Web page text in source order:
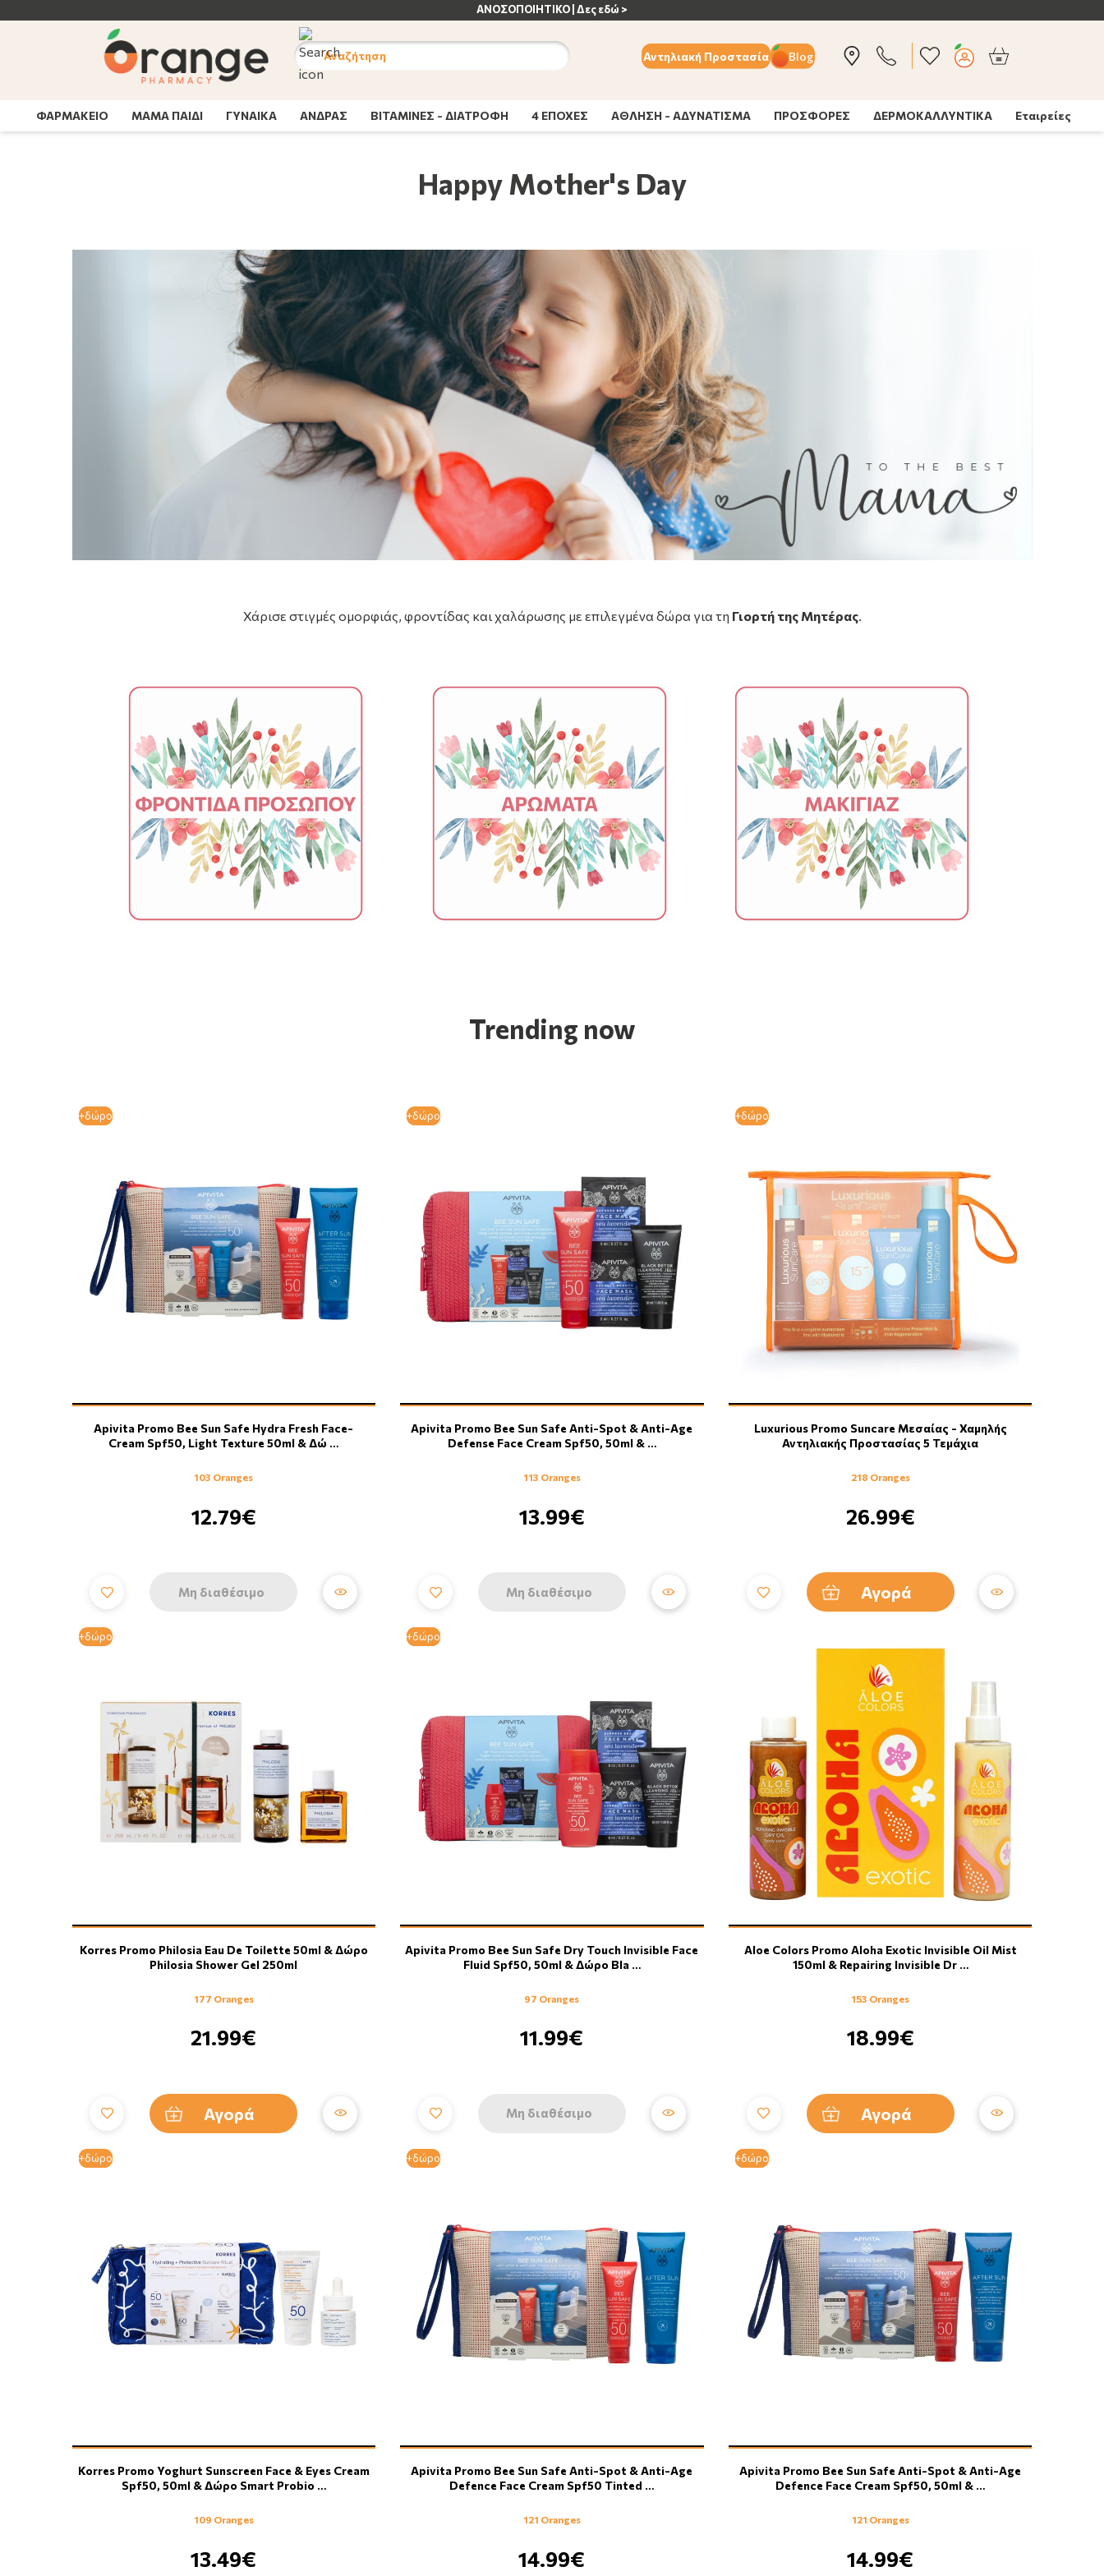
ΑΝΟΣΟΠΟΙΗΤΙΚΟ | Δες εδώ >
Αναζήτηση Αντηλιακή Προστασία Blog
ΦΑΡΜΑΚΕΙΟ ΜΑΜΑ ΠΑΙΔΙ ΓΥΝΑΙΚΑ ΑΝΔΡΑΣ ΒΙΤΑΜΙΝΕΣ - ΔΙΑΤΡΟΦΗ 4 ΕΠΟΧΕΣ ΑΘΛΗΣΗ - ΑΔΥΝΑΤΙΣΜΑ ΠΡΟΣΦΟΡΕΣ ΔΕΡΜΟΚΑΛΛΥΝΤΙΚΑ Εταιρείες
Happy Mother's Day
Χάρισε στιγμές ομορφιάς, φροντίδας και χαλάρωσης με επιλεγμένα δώρα για τη Γιορτή της Μητέρας.
Trending now
+δώρο
+δώρο
Apivita Promo Bee Sun Safe Hydra Fresh Face-
Cream Spf50, Light Texture 50ml & Δώ …
103 Oranges
12.79€
Μη διαθέσιμο
+δώρο
+δώρο
Apivita Promo Bee Sun Safe Anti-Spot & Anti-Age
Defense Face Cream Spf50, 50ml & …
113 Oranges
13.99€
Μη διαθέσιμο
+δώρο
Luxurious Promo Suncare Μεσαίας - Χαμηλής
Αντηλιακής Προστασίας 5 Τεμάχια
218 Oranges
26.99€
Αγορά
+δώρο
Korres Promo Philosia Eau De Toilette 50ml & Δώρο
Philosia Shower Gel 250ml
177 Oranges
21.99€
Αγορά
+δώρο
+δώρο
Apivita Promo Bee Sun Safe Dry Touch Invisible Face
Fluid Spf50, 50ml & Δώρο Bla …
97 Oranges
11.99€
Μη διαθέσιμο
Aloe Colors Promo Aloha Exotic Invisible Oil Mist
150ml & Repairing Invisible Dr …
153 Oranges
18.99€
Αγορά
+δώρο
+δώρο
Korres Promo Yoghurt Sunscreen Face & Eyes Cream
Spf50, 50ml & Δώρο Smart Probio …
109 Oranges
13.49€
+δώρο
+δώρο
Apivita Promo Bee Sun Safe Anti-Spot & Anti-Age
Defence Face Cream Spf50 Tinted …
121 Oranges
14.99€
+δώρο
+δώρο
Apivita Promo Bee Sun Safe Anti-Spot & Anti-Age
Defence Face Cream Spf50, 50ml & …
121 Oranges
14.99€